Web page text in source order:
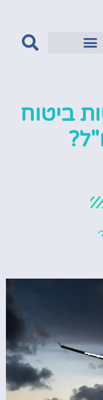
ביטוח